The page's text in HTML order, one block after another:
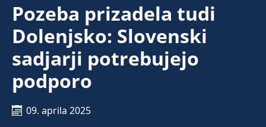
Pozeba prizadela tudi
Dolenjsko: Slovenski
sadjarji potrebujejo
podporo
09. aprila 2025